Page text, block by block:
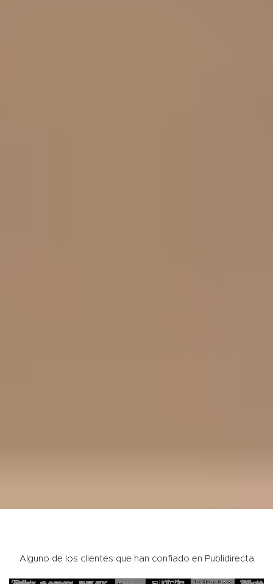
Alguno de los clientes que han confiado en Publidirecta